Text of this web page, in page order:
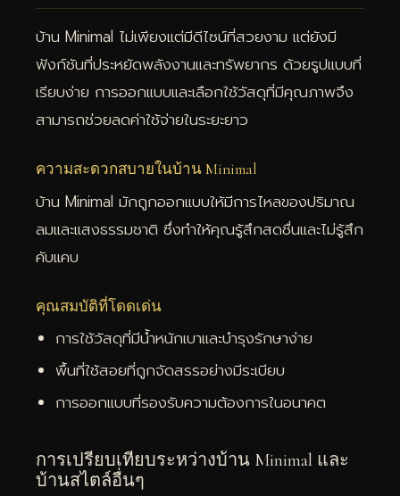
บ้าน Minimal ไม่เพียงแต่มีดีไซน์ที่สวยงาม แต่ยังมี
ฟังก์ชันที่ประหยัดพลังงานและทรัพยากร ด้วยรูปแบบที่
เรียบง่าย การออกแบบและเลือกใช้วัสดุที่มีคุณภาพจึง
สามารถช่วยลดค่าใช้จ่ายในระยะยาว
ความสะดวกสบายในบ้าน Minimal
บ้าน Minimal มักถูกออกแบบให้มีการไหลของปริมาณ
ลมและแสงธรรมชาติ ซึ่งทำให้คุณรู้สึกสดชื่นและไม่รู้สึก
คับแคบ
คุณสมบัติที่โดดเด่น
การใช้วัสดุที่มีน้ำหนักเบาและบำรุงรักษาง่าย
พื้นที่ใช้สอยที่ถูกจัดสรรอย่างมีระเบียบ
การออกแบบที่รองรับความต้องการในอนาคต
การเปรียบเทียบระหว่างบ้าน Minimal และ
บ้านสไตล์อื่นๆ